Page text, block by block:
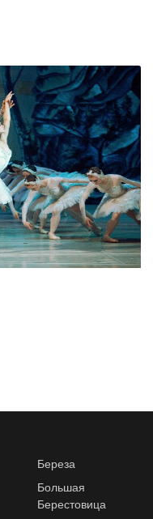
Береза
Большая
Берестовица